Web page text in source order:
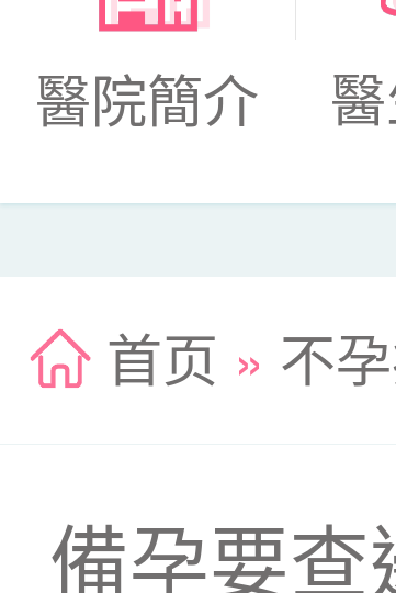
醫院簡介
首页 » 不
備孕要